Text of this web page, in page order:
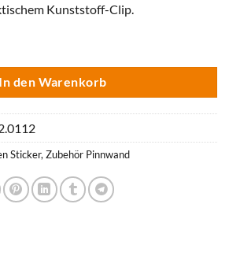
Kunststoff-Clip.
In den Warenkorb
Sticker,Zubehör Pinnwand